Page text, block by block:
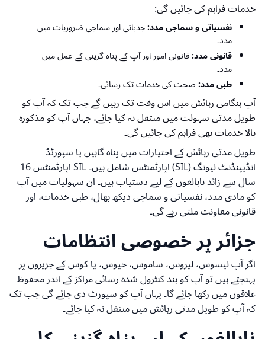
خدمات فراہم کی جائیں گی:
نفسیاتی و سماجی مدد:جذباتی اور سماجی ضروریات میں
مدد۔
قانونی مدد:قانونی امور اور آپ کے پناہ گزینی کے عمل میں
مدد۔
طبی مدد:صحت کی خدمات تک رسائی۔
آپ ہنگامی رہائش میں اس وقت تک رہیں گے جب تک کہ آپ کو
طویل مدتی سہولت میں منتقل نہ کیا جائے، جہاں آپ کو مذکورہ
بالا خدمات بھی فراہم کی جائیں گی۔
طویل مدتی رہائش کے اختیارات میں پناہ گاہیں یا سپورٹڈ
انڈیپنڈنٹ لیونگ (SIL) اپارٹمنٹس شامل ہیں۔ SIL اپارٹمنٹس 16
سال سے زائد نابالغوں کے لیے دستیاب ہیں۔ ان سہولیات میں آپ
کو مادی مدد، نفسیاتی و سماجی دیکھ بھال، طبی خدمات، اور
قانونی معاونت ملتی رہے گی۔
جزائر پر خصوصی انتظامات
اگر آپ لیسوس، لیروس، ساموس، خیوس، یا کوس کے جزیروں پر
پہنچتے ہیں تو آپ کو بند کنٹرول شدہ رسائی مراکز کے اندر محفوظ
علاقوں میں رکھا جائے گا۔ یہاں آپ کو سپورٹ دی جائے گی جب تک
کہ آپ کو طویل مدتی رہائش میں منتقل نہ کیا جائے۔